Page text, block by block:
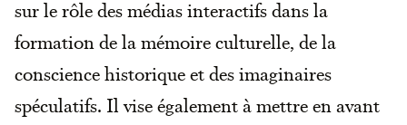
sur le rôle des médias interactifs dans la
formation de la mémoire culturelle, de la
conscience historique et des imaginaires
spéculatifs. Il vise également à mettre en avant